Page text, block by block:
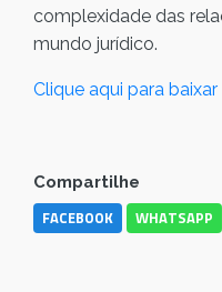
complexidade das
mundo jurídico.
Clique aqui para
Compartilhe
FACEBOOK WHATSAPP